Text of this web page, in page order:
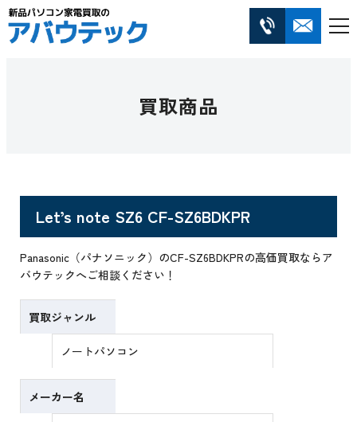
買取商品
Let’s note SZ6 CF-SZ6BDKPR
Panasonic（パナソニック）のCF-SZ6BDKPRの高価買取ならア
バウテックへご相談ください！
買取ジャンル
ノートパソコン
メーカー名